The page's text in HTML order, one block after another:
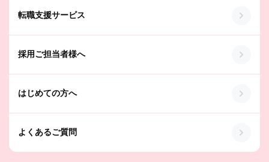
転職支援サービス
採用ご担当者様へ
はじめての方へ
よくあるご質問